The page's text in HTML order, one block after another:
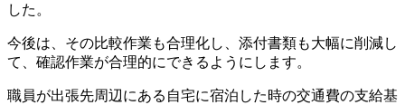
した。
今後は、その比較作業も合理化し、添付書類も大幅に削減し
て、確認作業が合理的にできるようにします。
職員が出張先周辺にある自宅に宿泊した時の交通費の支給基